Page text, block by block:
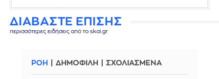
ΔΙΑΒΑΣΤΕ ΕΠΙΣΗΣ
περισσότερες ειδήσεις από το skai.gr
ΡΟΗ ΔΗΜΟΦΙΛΗ ΣΧΟΛΙΑΣΜΕΝΑ